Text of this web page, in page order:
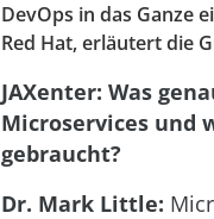
DevOps in das Ganze
Red Hat, erläutert die
JAXenter: Was
Microservices und
gebraucht?
Dr. Mark Little: